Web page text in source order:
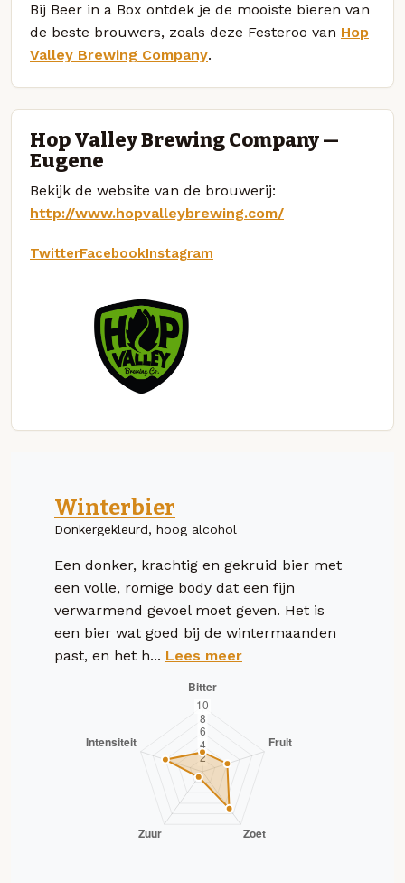
Bij Beer in a Box ontdek je de mooiste bieren van
de beste brouwers, zoals deze Festeroo van Hop
Valley Brewing Company.
Hop Valley Brewing Company —
Eugene
Bekijk de website van de brouwerij:
http://www.hopvalleybrewing.com/
TwitterFacebookInstagram
Winterbier
Donkergekleurd, hoog alcohol
Een donker, krachtig en gekruid bier met
een volle, romige body dat een fijn
verwarmend gevoel moet geven. Het is
een bier wat goed bij de wintermaanden
past, en het h... Lees meer